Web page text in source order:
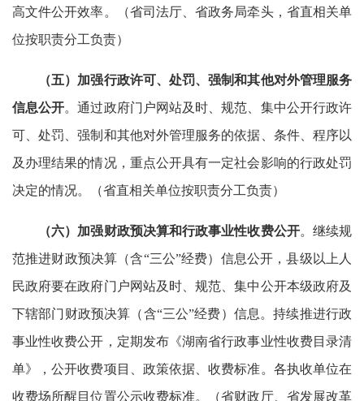
高文件公开效率。（省司法厅、省政务局牵头，省直相关单
位按职责分工负责）
（五）加强行政许可、处罚、强制和其他对外管理服务
信息公开。通过政府门户网站及时、规范、集中公开行政许
可、处罚、强制和其他对外管理服务的依据、条件、程序以
及办理结果的情况，重点公开具有一定社会影响的行政处罚
决定的情况。（省直相关单位按职责分工负责）
（六）加强财政预决算和行政事业性收费公开。继续规
范推进财政预决算（含“三公”经费）信息公开，县级以上人
民政府要在政府门户网站及时、规范、集中公开本级政府及
下辖部门财政预决算（含“三公”经费）信息。持续推进行政
事业性收费公开，定期发布《湖南省行政事业性收费目录清
单》，公开收费项目、政策依据、收费标准。各执收单位在
收费场所醒目位置公示收费标准。（省财政厅、省发展改革